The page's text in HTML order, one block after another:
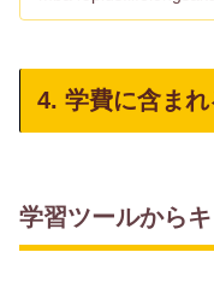
4. 学費に含まれ
学習ツールから